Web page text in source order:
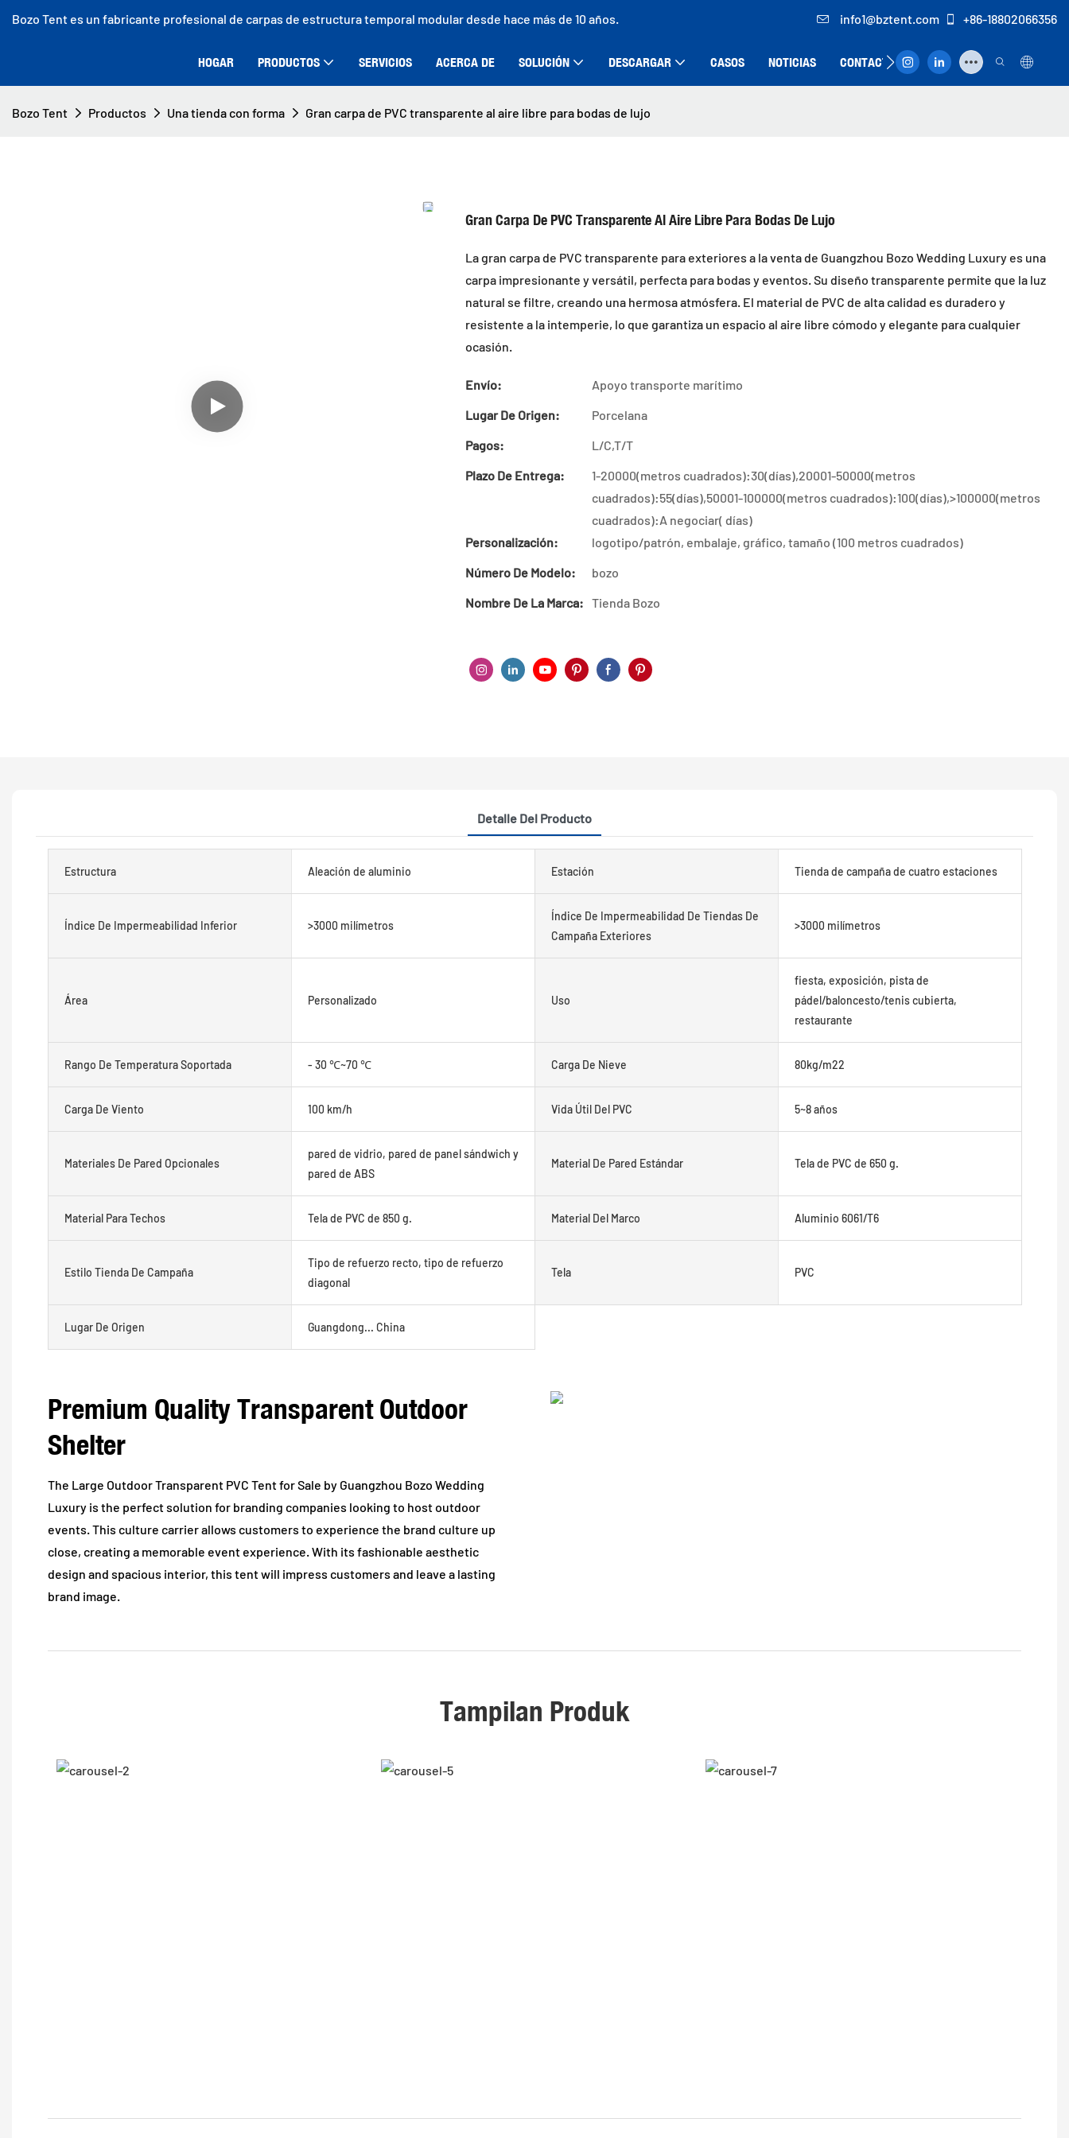
Bozo Tent es un fabricante profesional de carpas de estructura temporal modular desde hace más de 10 años. info1@bztent.com +86-18802066356
HOGAR PRODUCTOS SERVICIOS ACERCA DE SOLUCIÓN DESCARGAR CASOS NOTICIAS CONTACTO
Bozo Tent Productos Una tienda con forma Gran carpa de PVC transparente al aire libre para bodas de lujo
Gran Carpa De PVC Transparente Al Aire Libre Para Bodas De Lujo
La gran carpa de PVC transparente para exteriores a la venta de Guangzhou Bozo Wedding Luxury es una
carpa impresionante y versátil, perfecta para bodas y eventos. Su diseño transparente permite que la luz
natural se filtre, creando una hermosa atmósfera. El material de PVC de alta calidad es duradero y
resistente a la intemperie, lo que garantiza un espacio al aire libre cómodo y elegante para cualquier
ocasión.
Envío:
Apoyo transporte marítimo
Lugar De Origen:
Porcelana
Pagos:
L/C,T/T
Plazo De Entrega:
1-20000(metros cuadrados):30(días),20001-50000(metros
cuadrados):55(días),50001-100000(metros cuadrados):100(días),>100000(metros
cuadrados):A negociar( días)
Personalización:
logotipo/patrón, embalaje, gráfico, tamaño (100 metros cuadrados)
Número De Modelo:
bozo
Nombre De La Marca: Tienda Bozo
Detalle Del Producto
Estructura Aleación de aluminio Estación Tienda de campaña de cuatro estaciones
Índice De Impermeabilidad Inferior >3000 milímetros
Índice De Impermeabilidad De Tiendas De
Campaña Exteriores
>3000 milímetros
Área Personalizado Uso
fiesta, exposición, pista de
pádel/baloncesto/tenis cubierta,
restaurante
Rango De Temperatura Soportada - 30 ℃~70 ℃ Carga De Nieve 80kg/m22
Carga De Viento 100 km/h Vida Útil Del PVC 5~8 años
Materiales De Pared Opcionales
pared de vidrio, pared de panel sándwich y
pared de ABS
Material De Pared Estándar Tela de PVC de 650 g.
Material Para Techos Tela de PVC de 850 g. Material Del Marco Aluminio 6061/T6
Estilo Tienda De Campaña
Tipo de refuerzo recto, tipo de refuerzo
diagonal
Tela PVC
Lugar De Origen Guangdong... China
Premium Quality Transparent Outdoor
Shelter
The Large Outdoor Transparent PVC Tent for Sale by Guangzhou Bozo Wedding
Luxury is the perfect solution for branding companies looking to host outdoor
events. This culture carrier allows customers to experience the brand culture up
close, creating a memorable event experience. With its fashionable aesthetic
design and spacious interior, this tent will impress customers and leave a lasting
brand image.
Tampilan Produk